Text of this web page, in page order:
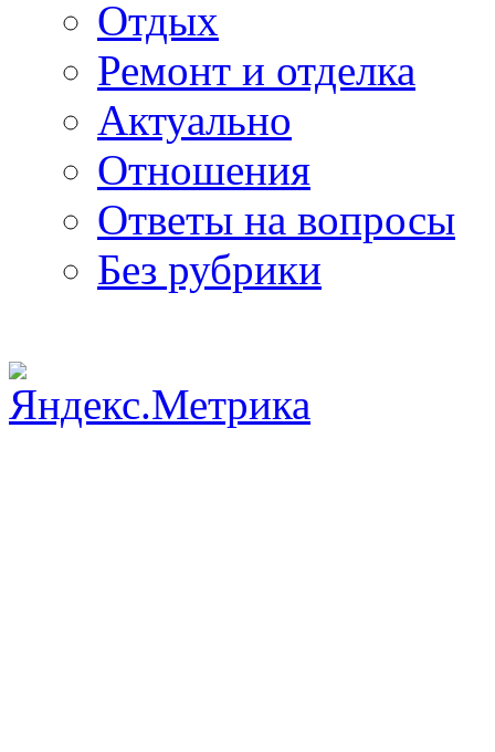
Отдых
Ремонт и отделка
Актуально
Отношения
Ответы на вопросы
Без рубрики